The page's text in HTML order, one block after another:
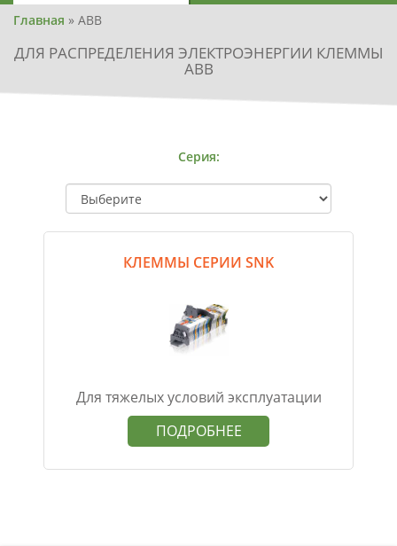
Вы
здесь
Главная » АВВ
ДЛЯ РАСПРЕДЕЛЕНИЯ ЭЛЕКТРОЭНЕРГИИ КЛЕММЫ
АВВ
Серия:
КЛЕММЫ СЕРИИ SNK
Для тяжелых условий эксплуатации
ПОДРОБНЕЕ